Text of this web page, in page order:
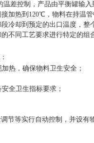
差控制，产品由平衡罐输
加热到120℃，物料在持温
冷却到预定的出口温度，
不同工艺要求进行特定的组
热，确保物料卫生安全；
全卫生指标要求；
节等实行自动控制，并设有